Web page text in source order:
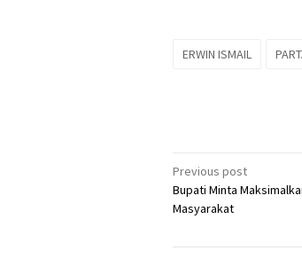
ERWIN ISMAIL
Post
navigation
Previous post
Bupati Minta
Masyarakat